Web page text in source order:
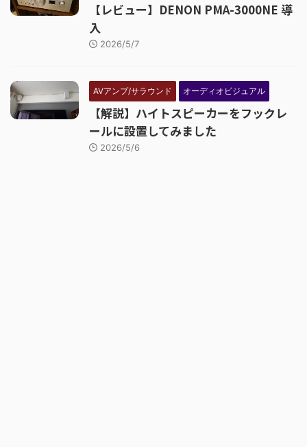
【レビュー】DENON PMA-3000NE 導
入
2026/5/7
AVアンプ/サラウンド オーディオビジュアル
【解説】ハイトスピーカーをフックレ
ールに設置してみました
2026/5/6